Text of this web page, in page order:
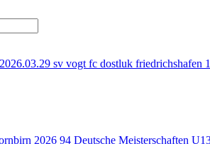
2026.03.29 sv vogt fc dostluk friedrichshafen 1
2026 94 Deutsche Meisterschaften